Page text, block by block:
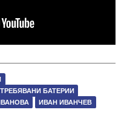
БАТЕРИИ
ИВАН ИВАНЧЕВ